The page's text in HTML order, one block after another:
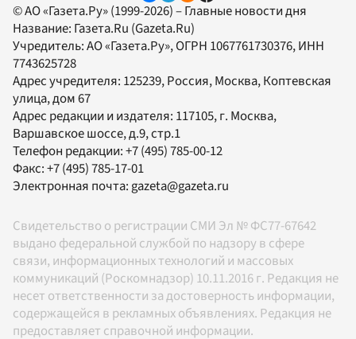
© АО «Газета.Ру» (1999-2026) – Главные новости дня
Название: Газета.Ru (Gazeta.Ru)
Учредитель:АО «Газета.Ру», ОГРН 1067761730376, ИНН
7743625728
Адрес учредителя: 125239, Россия, Москва, Коптевская
улица, дом 67
Адрес редакции и издателя: 117105, г. Москва,
Варшавское шоссе, д.9, стр.1
Телефон редакции:+7 (495) 785-00-12
Факс:+7 (495) 785-17-01
Электронная почта: gazeta@gazeta.ru
Свидетельство о регистрации СМИ Эл № ФС77-67642
выдано федеральной службой по надзору в сфере
связи, информационных технологий и массовых
коммуникаций (Роскомнадзор) 10.11.2016 г. Редакция не
несет ответственности за достоверность информации,
содержащейся в рекламных объявлениях. Редакция не
предоставляет справочной информации.